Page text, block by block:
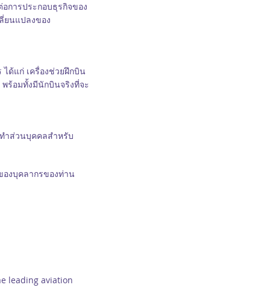
การประกอบธุรกิจของ
ยนแปลงของ
ด้แก่ เครื่องช่วยฝึกบิน
พร้อมทั้งมีนักบินจริงที่จะ
ำส่วนบุคคลสำหรับ
งบุคลากรของท่าน
leading aviation